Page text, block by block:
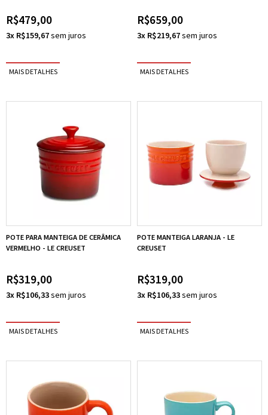
R$479,00
3x R$159,67
R$659,00
3x R$219,67
POTE PARA MANTEIGA DE CERÂMICA
VERMELHO - LE CREUSET
R$319,00
3x R$106,33
POTE MANTEIGA LARANJA - LE
CREUSET
R$319,00
3x R$106,33